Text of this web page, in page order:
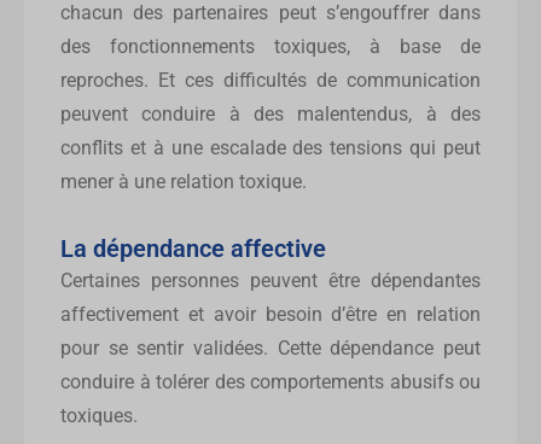
chacun des partenaires peut s’engouffrer dans
des fonctionnements toxiques, à base de
reproches. Et ces difficultés de communication
peuvent conduire à des malentendus, à des
conflits et à une escalade des tensions qui peut
mener à une relation toxique.
La dépendance affective
Certaines personnes peuvent être dépendantes
affectivement et avoir besoin d’être en relation
pour se sentir validées. Cette dépendance peut
conduire à tolérer des comportements abusifs ou
toxiques.